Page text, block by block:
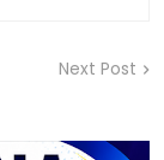
Next Post